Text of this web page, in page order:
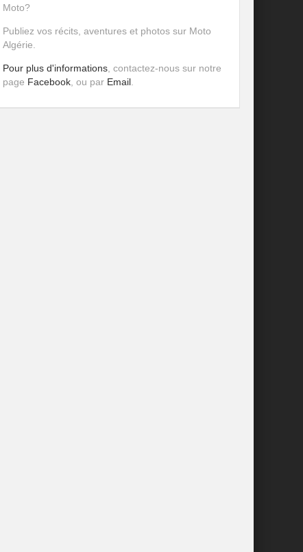
Moto?
Publiez vos récits, aventures et photos sur Moto
Algérie.
Pour plus d'informations , contactez-nous sur notre
page Facebook , ou par Email